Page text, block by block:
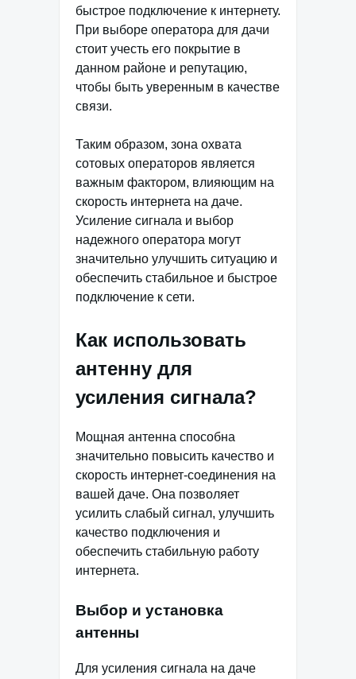
быстрое подключение к интернету.
При выборе оператора для дачи
стоит учесть его покрытие в
данном районе и репутацию,
чтобы быть уверенным в качестве
связи.
Таким образом, зона охвата
сотовых операторов является
важным фактором, влияющим на
скорость интернета на даче.
Усиление сигнала и выбор
надежного оператора могут
значительно улучшить ситуацию и
обеспечить стабильное и быстрое
подключение к сети.
Как использовать
антенну для
усиления сигнала?
Мощная антенна способна
значительно повысить качество и
скорость интернет-соединения на
вашей даче. Она позволяет
усилить слабый сигнал, улучшить
качество подключения и
обеспечить стабильную работу
интернета.
Выбор и установка
антенны
Для усиления сигнала на даче